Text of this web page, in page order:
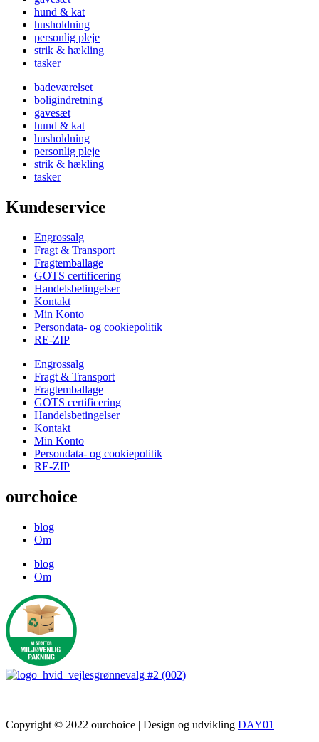
hund & kat
husholdning
personlig pleje
strik & hækling
tasker
badeværelset
boligindretning
gavesæt
hund & kat
husholdning
personlig pleje
strik & hækling
tasker
Kundeservice
Engrossalg
Fragt & Transport
Fragtemballage
GOTS certificering
Handelsbetingelser
Kontakt
Min Konto
Persondata- og cookiepolitik
RE-ZIP
Engrossalg
Fragt & Transport
Fragtemballage
GOTS certificering
Handelsbetingelser
Kontakt
Min Konto
Persondata- og cookiepolitik
RE-ZIP
ourchoice
blog
Om
blog
Om
Copyright © 2022 ourchoice | Design og udvikling DAY01